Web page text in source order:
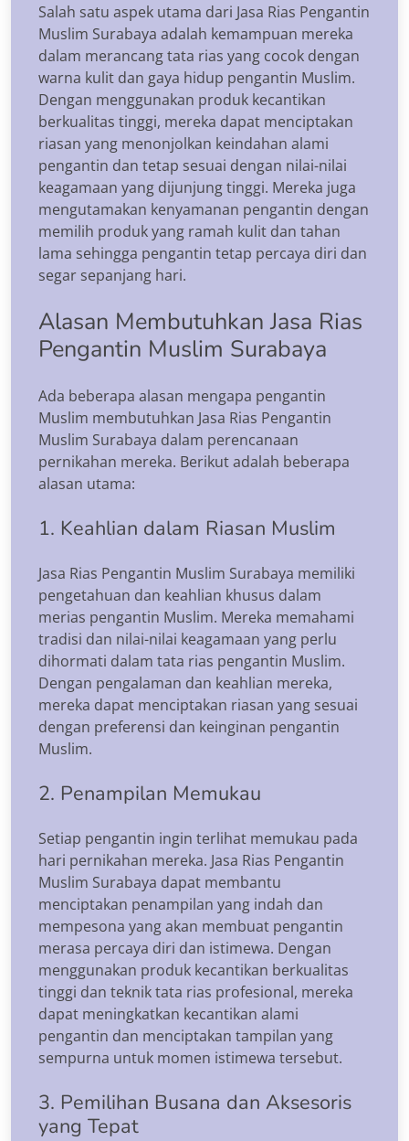
Salah satu aspek utama dari Jasa Rias Pengantin
Muslim Surabaya adalah kemampuan mereka
dalam merancang tata rias yang cocok dengan
warna kulit dan gaya hidup pengantin Muslim.
Dengan menggunakan produk kecantikan
berkualitas tinggi, mereka dapat menciptakan
riasan yang menonjolkan keindahan alami
pengantin dan tetap sesuai dengan nilai-nilai
keagamaan yang dijunjung tinggi. Mereka juga
mengutamakan kenyamanan pengantin dengan
memilih produk yang ramah kulit dan tahan
lama sehingga pengantin tetap percaya diri dan
segar sepanjang hari.
Alasan Membutuhkan Jasa Rias
Pengantin Muslim Surabaya
Ada beberapa alasan mengapa pengantin
Muslim membutuhkan Jasa Rias Pengantin
Muslim Surabaya dalam perencanaan
pernikahan mereka. Berikut adalah beberapa
alasan utama:
1. Keahlian dalam Riasan Muslim
Jasa Rias Pengantin Muslim Surabaya memiliki
pengetahuan dan keahlian khusus dalam
merias pengantin Muslim. Mereka memahami
tradisi dan nilai-nilai keagamaan yang perlu
dihormati dalam tata rias pengantin Muslim.
Dengan pengalaman dan keahlian mereka,
mereka dapat menciptakan riasan yang sesuai
dengan preferensi dan keinginan pengantin
Muslim.
2. Penampilan Memukau
Setiap pengantin ingin terlihat memukau pada
hari pernikahan mereka. Jasa Rias Pengantin
Muslim Surabaya dapat membantu
menciptakan penampilan yang indah dan
mempesona yang akan membuat pengantin
merasa percaya diri dan istimewa. Dengan
menggunakan produk kecantikan berkualitas
tinggi dan teknik tata rias profesional, mereka
dapat meningkatkan kecantikan alami
pengantin dan menciptakan tampilan yang
sempurna untuk momen istimewa tersebut.
3. Pemilihan Busana dan Aksesoris
yang Tepat